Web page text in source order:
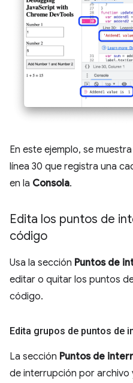
En este ejemplo, se
línea 30 que registra una
en la Consola.
Edita los puntos de
código
Usa la sección Puntos de
editar o quitar los puntos
código.
Edita grupos de puntos de
La sección Puntos de
de interrupción por archivo